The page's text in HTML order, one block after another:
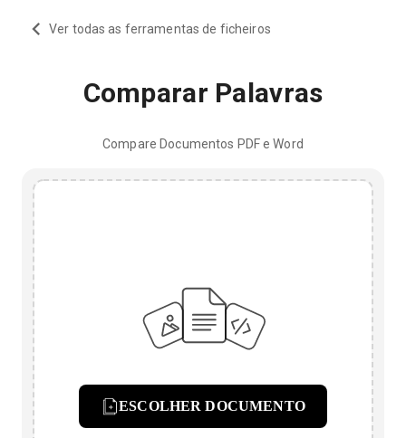
Ver todas as ferramentas de ficheiros
Comparar Palavras
Compare Documentos PDF e Word
ESCOLHER DOCUMENTO